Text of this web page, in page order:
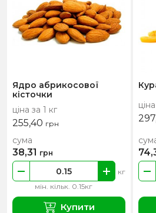
Ядро абрикосової
кісточки
ціна за 1 кг
255,40 грн
мін. кільк. 0.15кг
кг
сума
38,31 грн
Купити